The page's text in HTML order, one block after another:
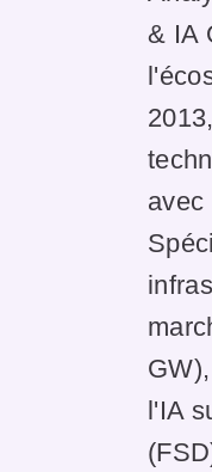
& IA
avec
l'IA